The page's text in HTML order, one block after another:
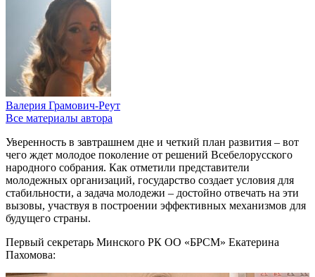
Валерия Грамович-Реут
Все материалы автора
Уверенность в завтрашнем дне и четкий план развития – вот
чего ждет молодое поколение от решений Всебелорусского
народного собрания. Как отметили представители
молодежных организаций, государство создает условия для
стабильности, а задача молодежи – достойно отвечать на эти
вызовы, участвуя в построении эффективных механизмов для
будущего страны.
Первый секретарь Минского РК ОО «БРСМ» Екатерина
Пахомова: